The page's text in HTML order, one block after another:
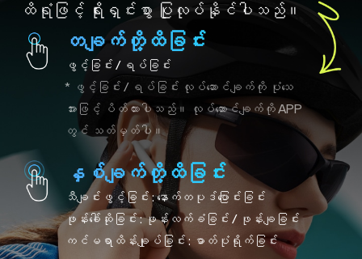
ထိရုံဖြင့် ရိုးရှင်းစွာ ပြုလုပ်နိုင်ပါသည်။
တချက်တို့ထိခြင်း
ဖွင့်ခြင်း / ရပ်ခြင်း
* ဖွင့်ခြင်း / ရပ်ခြင်း လုပ်ဆောင်ချက်ကို ပုံသေ
အားဖြင့် ပိတ်ထားပါသည်။ လုပ်ဆောင်ချက်ကို APP
တွင် သတ်မှတ်ပါ။
နှစ်ချက်တို့ထိခြင်း
သီချင်းဖွင့်ခြင်း : နောက်တပုဒ်ပြောင်းခြင်း
ဖုန်းခေါ်ဆိုခြင်း : ဖုန်းလက်ခံခြင်း / ဖုန်းချခြင်း
ကင်မရာထိန်းချုပ်ခြင်း : ဓာတ်ပုံရိုက်ခြင်း